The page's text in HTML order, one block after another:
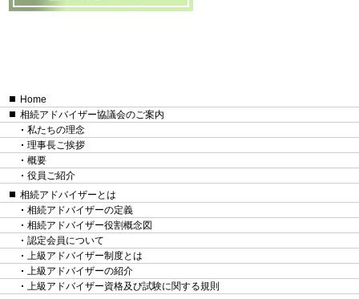
Home
相続アドバイザー協議会のご案内
私たちの理念
理事長ご挨拶
概要
役員ご紹介
相続アドバイザーとは
相続アドバイザーの定義
相続アドバイザー役割概念図
認定会員について
上級アドバイザー制度とは
上級アドバイザーの紹介
上級アドバイザー資格及び試験に関する規則